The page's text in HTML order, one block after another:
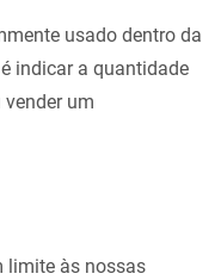
usado dentro da
é indicar a quantidade
um
limite às nossas